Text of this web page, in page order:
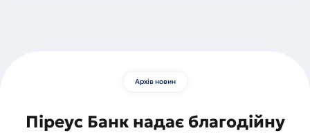
Архів новин
Піреус Банк надає благодійну